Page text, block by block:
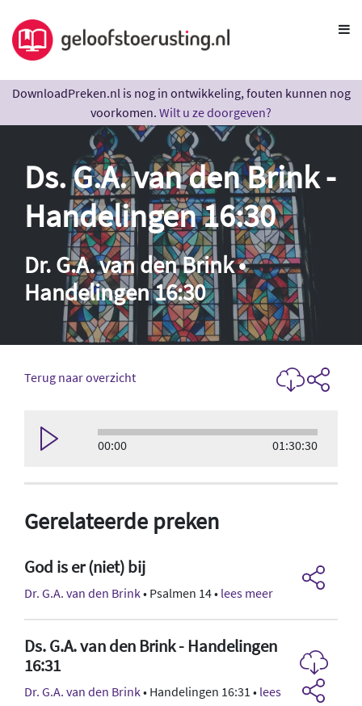
DownloadPreken.nl is nog in ontwikkeling, fouten kunnen nog
voorkomen. Wilt u ze doorgeven?
Ds. G.A. van den Brink -
Handelingen 16:30
Dr. G.A. van den Brink •
Handelingen 16:30
Terug naar overzicht
00:00 01:30:30
Gerelateerde preken
God is er (niet) bij
Dr. G.A. van den Brink• Psalmen 14 • lees meer
Ds. G.A. van den Brink - Handelingen
16:31
Dr. G.A. van den Brink• Handelingen 16:31 • lees